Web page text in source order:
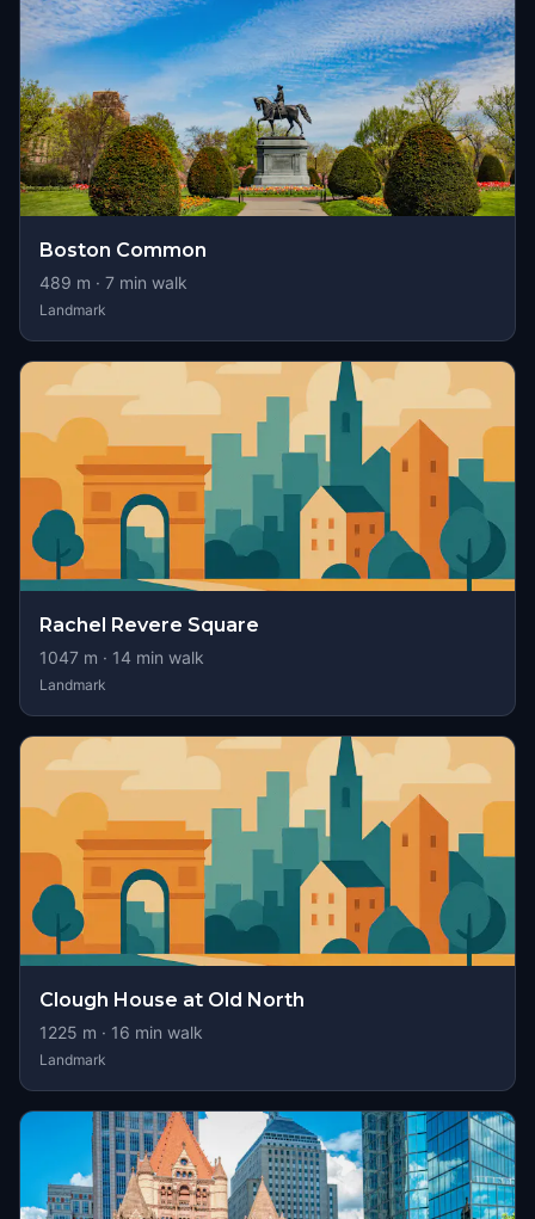
Boston Common
489 m · 7 min walk
Landmark
Rachel Revere Square
1047 m · 14 min walk
Landmark
Clough House at Old North
1225 m · 16 min walk
Landmark